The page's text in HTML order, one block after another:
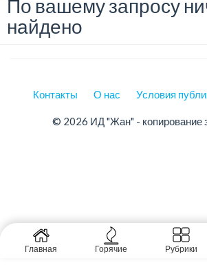
По вашему запросу
найдено
Контакты О нас Условия
© 2026 ИД "Жан" - копирование
Главная Горячие Рубрики